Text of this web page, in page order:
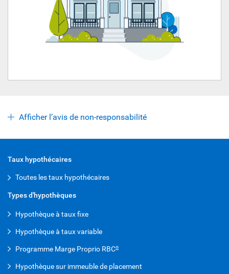
Afficher l’avis de non-responsabilité
Taux hypothécaires
Toutes les taux hypothécaires
Types d'hypothèques
Hypothèque à taux fixe
Hypothèque à taux variable
Programme Marge Proprio RBC®
Hypothèque sur immeuble de placement